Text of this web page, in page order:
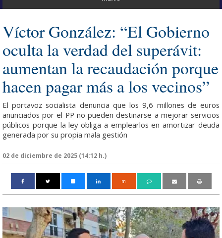
Víctor González: “El Gobierno
oculta la verdad del superávit:
aumentan la recaudación porque
hacen pagar más a los vecinos”
El portavoz socialista denuncia que los 9,6 millones de euros
anunciados por el PP no pueden destinarse a mejorar servicios
públicos porque la ley obliga a emplearlos en amortizar deuda
generada por su propia mala gestión
02 de diciembre de 2025 (14:12 h.)
m